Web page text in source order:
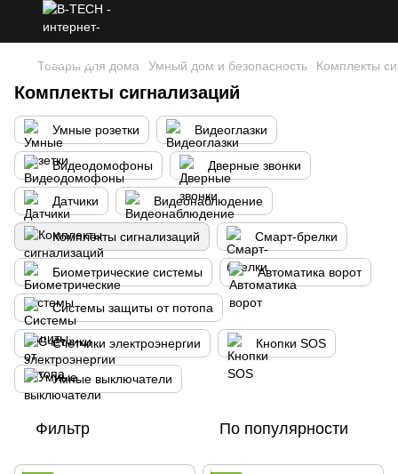
Товары для дома Умный дом и безопасность Комплекты
Комплекты сигнализаций
Умные розетки Видеоглазки
Видеодомофоны Дверные звонки
Датчики Видеонаблюдение
Комплекты сигнализаций Смарт-брелки
Биометрические системы Автоматика ворот
Системы защиты от потопа
Счётчики электроэнергии Кнопки SOS
Умные выключатели
Фильтр По популярности